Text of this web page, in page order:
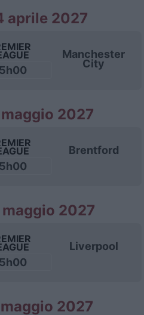
aprile 2027
Manchester
City
2027
Brentford
2027
Liverpool
2027